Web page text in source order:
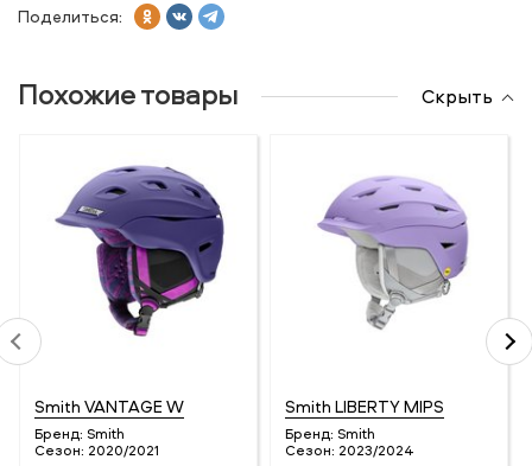
Поделиться:
Похожие товары Скрыть
Smith VANTAGE W
Бренд: Smith
Сезон: 2020/2021
Smith LIBERTY MIPS
Бренд: Smith
Сезон: 2023/2024